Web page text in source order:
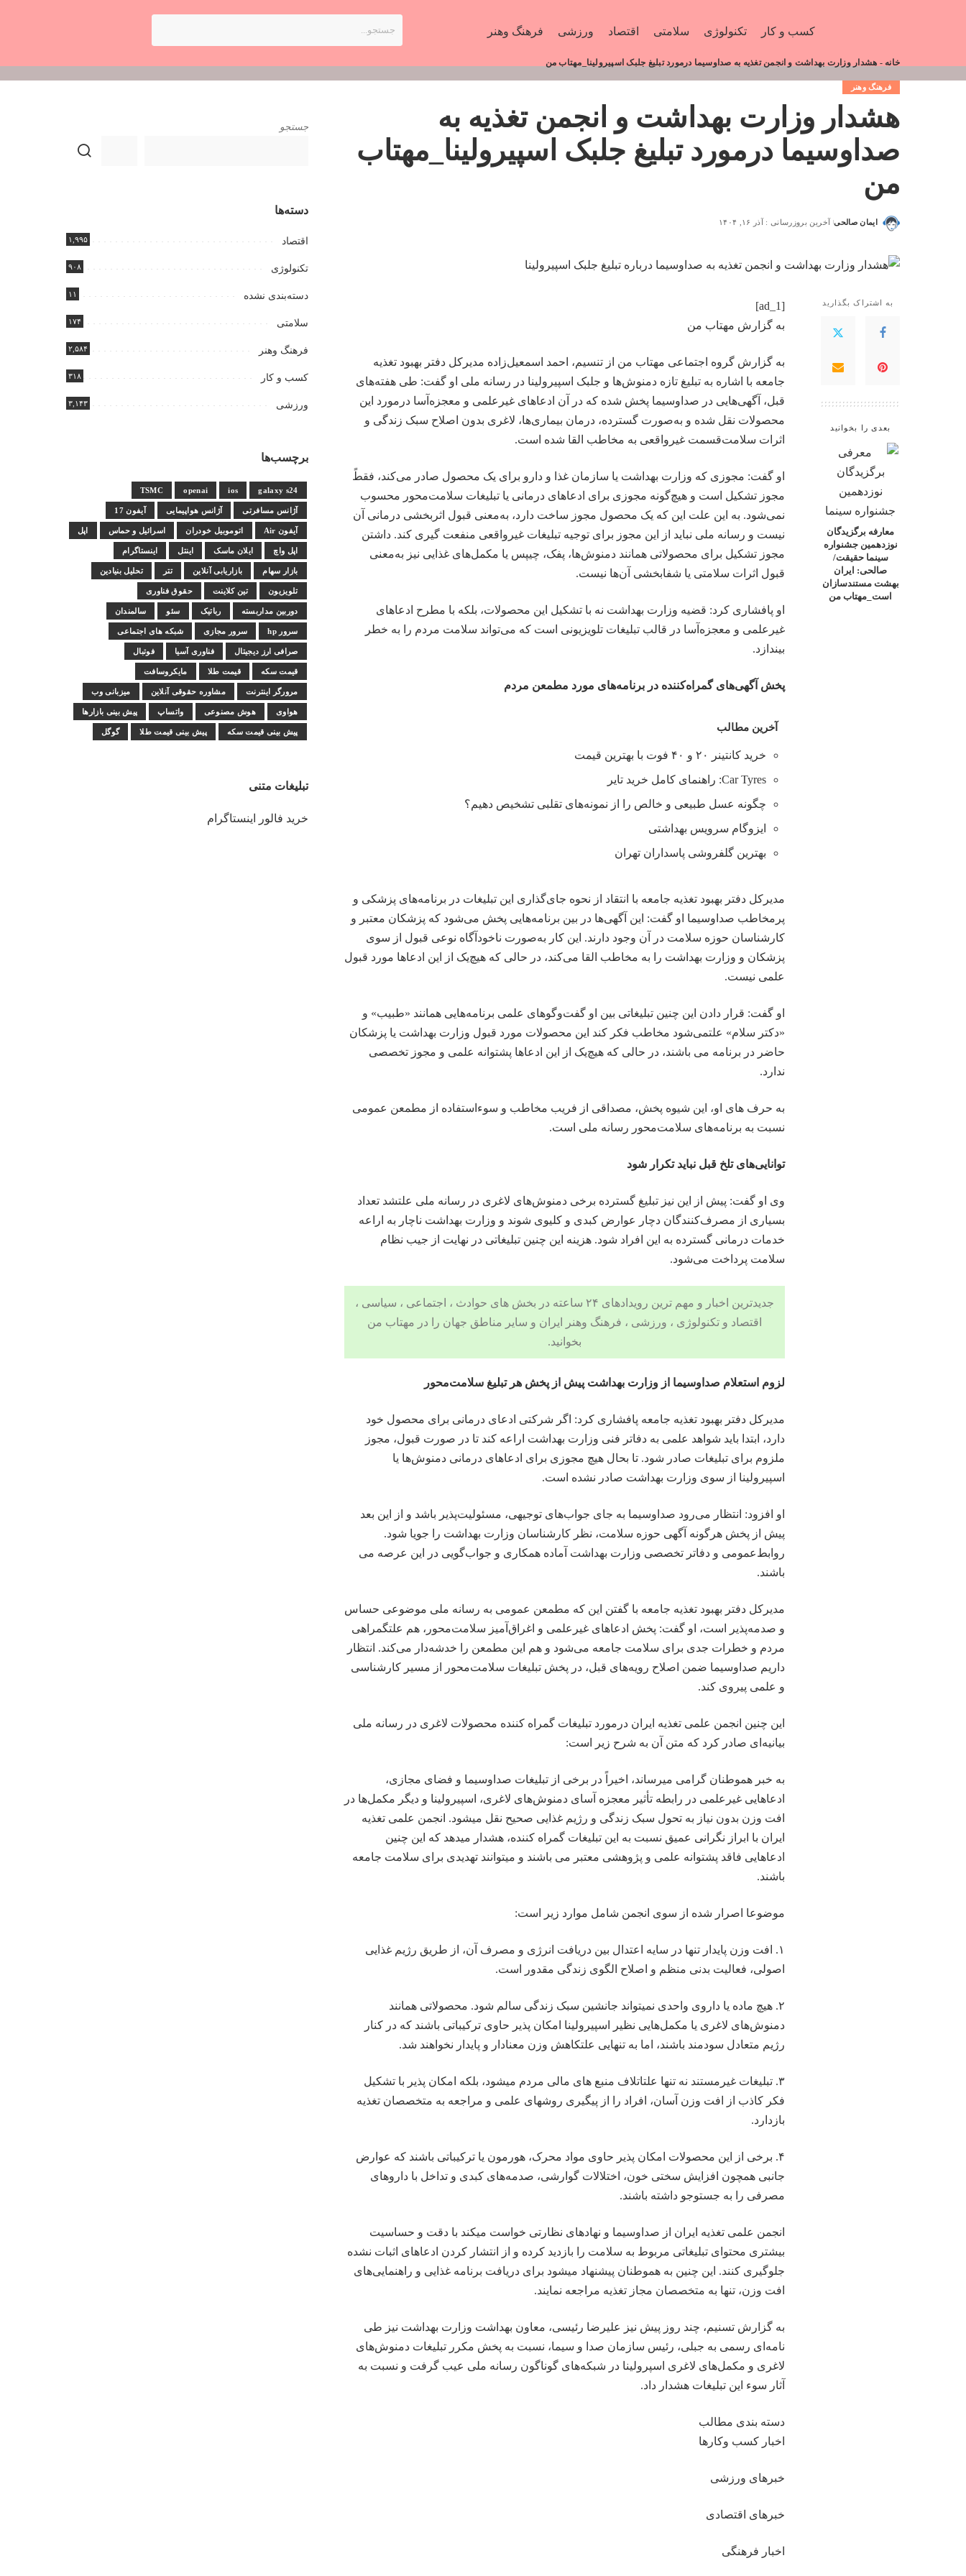
کسب و کار تکنولوژی سلامتی اقتصاد ورزشی فرهنگ وهنر
خانه - هشدار وزارت بهداشت و انجمن تغذیه به صداوسیما درمورد تبلیغ جلبک اسپیرولینا_مهتاب من
فرهنگ وهنر
هشدار وزارت بهداشت و انجمن تغذیه به
صداوسیما درمورد تبلیغ جلبک اسپیرولینا_مهتاب
من
ایمان صالحی آخرین بروزرسانی : آذر ۱۶, ۱۴۰۴
به اشتراک بگذارید
بعدی را بخوانید
معارفه برگزیدگان
نوزدهمین جشنواره
سینما حقیقت/
صالحی: ایران
بهشت مستندسازان
است_مهتاب من
[ad_1]
به گزارش مهتاب من
به گزارش گروه اجتماعی مهتاب من از تنسیم، احمد اسمعیل‌زاده مدیرکل دفتر بهبود تغذیه
جامعه با اشاره به تبلیغ تازه دمنوش‌ها و جلبک اسپیرولینا در رسانه ملی او گفت: طی هفته‌های
قبل، آگهی‌هایی در صداوسیما پخش شده که در آن ادعاهای غیرعلمی و معجزه‌آسا درمورد این
محصولات نقل شده و به‌صورت گسترده، درمان بیماری‌ها، لاغری بدون اصلاح سبک زندگی و
اثرات سلامت‌قسمت غیرواقعی به مخاطب القا شده است.
او گفت: مجوزی که وزارت بهداشت یا سازمان غذا و دارو برای یک محصول صادر می‌کند، فقطً
مجوز تشکیل است و هیچ‌گونه مجوزی برای ادعاهای درمانی یا تبلیغات سلامت‌محور محسوب
نمی‌شود. به این علت این که یک محصول مجوز ساخت دارد، به‌معنی قبول اثربخشی درمانی آن
نیست و رسانه ملی نباید از این مجوز برای توجیه تبلیغات غیرواقعی منفعت گیری کند. داشتن
مجوز تشکیل برای محصولاتی همانند دمنوش‌ها، پفک، چیپس یا مکمل‌های غذایی نیز به‌معنی
قبول اثرات سلامتی یا شفابخشی آن‌ها نیست.
او پافشاری کرد: قضیه وزارت بهداشت نه با تشکیل این محصولات، بلکه با مطرح ادعاهای
غیرعلمی و معجزه‌آسا در قالب تبلیغات تلویزیونی است که می‌تواند سلامت مردم را به خطر
بیندازد.
پخش آگهی‌های گمراه‌کننده در برنامه‌های مورد مطمعن مردم
آخرین مطالب
خرید کانتینر ۲۰ و ۴۰ فوت با بهترین قیمت
Car Tyres: راهنمای کامل خرید تایر
چگونه عسل طبیعی و خالص را از نمونه‌های تقلبی تشخیص دهیم؟
ایزوگام سرویس بهداشتی
بهترین گلفروشی پاسداران تهران
مدیرکل دفتر بهبود تغذیه جامعه با انتقاد از نحوه جای‌گذاری این تبلیغات در برنامه‌های پزشکی و
پرمخاطب صداوسیما او گفت: این آگهی‌ها در بین برنامه‌هایی پخش می‌شود که پزشکان معتبر و
کارشناسان حوزه سلامت در آن وجود دارند. این کار به‌صورت ناخودآگاه نوعی قبول از سوی
پزشکان و وزارت بهداشت را به مخاطب القا می‌کند، در حالی که هیچ‌یک از این ادعاها مورد قبول
علمی نیست.
او گفت: قرار دادن این چنین تبلیغاتی بین او گفت‌وگوهای علمی برنامه‌هایی همانند «طبیب» و
«دکتر سلام» علتمی‌شود مخاطب فکر کند این محصولات مورد قبول وزارت بهداشت یا پزشکان
حاضر در برنامه می باشند، در حالی که هیچ‌یک از این ادعاها پشتوانه علمی و مجوز تخصصی
ندارد.
به حرف های او، این شیوه پخش، مصداقی از فریب مخاطب و سوءاستفاده از مطمعن عمومی
نسبت به برنامه‌های سلامت‌محور رسانه ملی است.
توانایی‌های تلخ قبل نباید تکرار شود
وی او گفت: پیش از این نیز تبلیغ گسترده برخی دمنوش‌های لاغری در رسانه ملی علتشد تعداد
بسیاری از مصرف‌کنندگان دچار عوارض کبدی و کلیوی شوند و وزارت بهداشت ناچار به اراعه
خدمات درمانی گسترده به این افراد شود. هزینه این چنین تبلیغاتی در نهایت از جیب نظام
سلامت پرداخت می‌شود.
جدیدترین اخبار و مهم ترین رویدادهای ۲۴ ساعته در بخش های حوادث ، اجتماعی ، سیاسی ،
اقتصاد وتکنولوژی ، ورزشی ، فرهنگ وهنر
ایران و سایر مناطق جهان را در مهتاب من
بخوانید.
لزوم استعلام صداوسیما از وزارت بهداشت پیش از پخش هر تبلیغ سلامت‌محور
مدیرکل دفتر بهبود تغذیه جامعه پافشاری کرد: اگر شرکتی ادعای درمانی برای محصول خود
دارد، ابتدا باید شواهد علمی به دفاتر فنی وزارت بهداشت اراعه کند تا در صورت قبول، مجوز
ملزوم برای تبلیغات صادر شود. تا بحال هیچ مجوزی برای ادعاهای درمانی دمنوش‌ها یا
اسپیرولینا از سوی وزارت بهداشت صادر نشده است.
او افزود: انتظار می‌رود صداوسیما به جای جواب‌های توجیهی، مسئولیت‌پذیر باشد و از این بعد
پیش از پخش هرگونه آگهی حوزه سلامت، نظر کارشناسان وزارت بهداشت را جویا شود.
روابط‌عمومی و دفاتر تخصصی وزارت بهداشت آماده همکاری و جواب‌گویی در این عرصه می
باشند.
مدیرکل دفتر بهبود تغذیه جامعه با گفتن این که مطمعن عمومی به رسانه ملی موضوعی حساس
و صدمه‌پذیر است، او گفت: پخش ادعاهای غیرعلمی و اغراق‌آمیز سلامت‌محور، هم علتگمراهی
مردم و خطرات جدی برای سلامت جامعه می‌شود و هم این مطمعن را خدشه‌دار می‌کند. انتظار
داریم صداوسیما ضمن اصلاح رویه‌های قبل، در پخش تبلیغات سلامت‌محور از مسیر کارشناسی
و علمی پیروی کند.
این چنین انجمن علمی تغذیه ایران درمورد تبلیغات گمراه کننده محصولات لاغری در رسانه ملی
بیانیه‌ای صادر کرد که متن آن به شرح زیر است:
به خبر هموطنان گرامی میرساند، اخیراً در برخی از تبلیغات صداوسیما و فضای مجازی،
ادعاهایی غیرعلمی در رابطه تأثیر معجزه آسای دمنوش‌های لاغری، اسپیرولینا و دیگر مکمل‌ها در
افت وزن بدون نیاز به تحول سبک زندگی و رژیم غذایی صحیح نقل میشود. انجمن علمی تغذیه
ایران با ابراز نگرانی عمیق نسبت به این تبلیغات گمراه کننده، هشدار میدهد که این چنین
ادعاهایی فاقد پشتوانه علمی و پژوهشی معتبر می باشند و میتوانند تهدیدی برای سلامت جامعه
باشند.
موضوعا اصرار شده از سوی انجمن شامل موارد زیر است:
۱. افت وزن پایدار تنها در سایه اعتدال بین دریافت انرژی و مصرف آن، از طریق رژیم غذایی
اصولی، فعالیت بدنی منظم و اصلاح الگوی زندگی مقدور است.
۲. هیچ ماده یا داروی واحدی نمیتواند جانشین سبک زندگی سالم شود. محصولاتی همانند
دمنوش‌های لاغری یا مکمل‌هایی نظیر اسپیرولینا امکان پذیر حاوی ترکیباتی باشند که در کنار
رژیم متعادل سودمند باشند، اما به تنهایی علتکاهش وزن معنادار و پایدار نخواهند شد.
۳. تبلیغات غیرمستند نه تنها علتاتلاف منبع های مالی مردم میشود، بلکه امکان پذیر با تشکیل
فکر کاذب از افت وزن آسان، افراد را از پیگیری روشهای علمی و مراجعه به متخصصان تغذیه
بازدارد.
۴. برخی از این محصولات امکان پذیر حاوی مواد محرک، هورمون یا ترکیباتی باشند که عوارض
جانبی همچون افزایش سختی خون، اختلالات گوارشی، صدمه‌های کبدی و تداخل با داروهای
مصرفی را به جستوجو داشته باشند.
انجمن علمی تغذیه ایران از صداوسیما و نهادهای نظارتی خواست میکند با دقت و حساسیت
بیشتری محتوای تبلیغاتی مربوط به سلامت را بازدید کرده و از انتشار کردن ادعاهای اثبات نشده
جلوگیری کنند. این چنین به هموطنان پیشنهاد میشود برای دریافت برنامه غذایی و راهنمایی‌های
افت وزن، تنها به متخصصان مجاز تغذیه مراجعه نمایند.
به گزارش تسنیم، چند روز پیش نیز علیرضا رئیسی، معاون بهداشت وزارت بهداشت نیز طی
نامه‌ای رسمی به جبلی، رئیس سازمان صدا و سیما، نسبت به پخش مکرر تبلیغات دمنوش‌های
لاغری و مکمل‌های لاغری اسپرولینا در شبکه‌های گوناگون رسانه ملی عیب گرفت و نسبت به
آثار سوء این تبلیغات هشدار داد.
دسته بندی مطالب
اخبار کسب وکارها
خبرهای ورزشی
خبرهای اقتصادی
اخبار فرهنگی
جستجو
دسته‌ها
اقتصاد ۱,۹۹۵
تکنولوژی ۹۰۸
دسته‌بندی نشده ۱۱
سلامتی ۱۷۴
فرهنگ وهنر ۲,۵۸۴
کسب و کار ۳۱۸
ورزشی ۳,۱۴۳
برچسب‌ها
galaxy s24
ios
openai
TSMC
آژانس مسافرتی آژانس هواپیمایی آیفون 17
آیفون Air اتوموبیل خودران اسرائیل و حماس اپل
اپل واچ ایلان ماسک اینتل اینستاگرام
بازار سهام بازاریابی آنلاین تتر تحلیل بنیادین
تلویزیون تین کلاینت حقوق فناوری
دوربین مداربسته رباتیک سئو سالمندان
سرور hp سرور مجازی شبکه های اجتماعی
صرافی ارز دیجیتال فناوری آسیا فوتبال
قیمت سکه قیمت طلا مایکروسافت
مرورگر اینترنت مشاوره حقوقی آنلاین میزبانی وب
هواوی هوش مصنوعی واتساپ پیش بینی بازارها
پیش بینی قیمت سکه پیش بینی قیمت طلا گوگل
تبلیغات متنی
خرید فالور اینستاگرام